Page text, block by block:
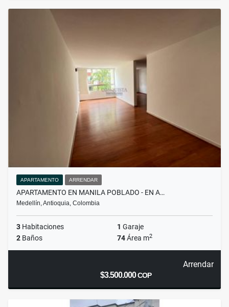
APARTAMENTO ARRENDAR
APARTAMENTO EN MANILA POBLADO - EN A…
Medellín, Antioquia, Colombia
3 Habitaciones 1 Garaje
2 Baños 74Área m2
Arrendar
$3.500.000COP